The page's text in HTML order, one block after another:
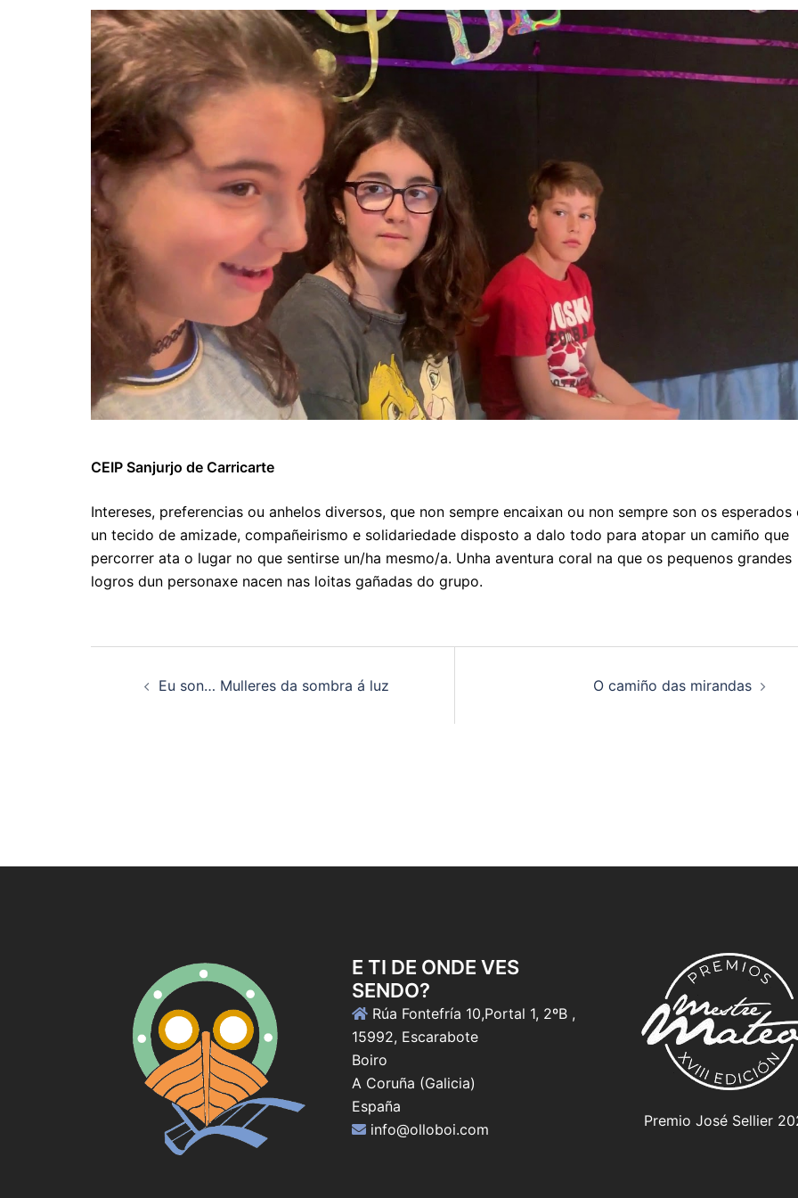
CEIP Sanjurjo de Carricarte
Intereses, preferencias ou anhelos diversos, que non sempre encaixan ou non sempre son os esperados
un tecido de amizade, compañeirismo e solidariedade disposto a dalo todo para atopar un camiño que
percorrer ata o lugar no que sentirse un/ha mesmo/a. Unha aventura coral na que os pequenos grandes
logros dun personaxe nacen nas loitas gañadas do grupo.
Eu son… Mulleres da sombra á luz O camiño das mirandas
E TI DE ONDE VES
SENDO?
Rúa Fontefría 10,Portal 1, 2ºB ,
15992, Escarabote
Boiro
A Coruña (Galicia)
España
info@olloboi.com
Premio José Sellier